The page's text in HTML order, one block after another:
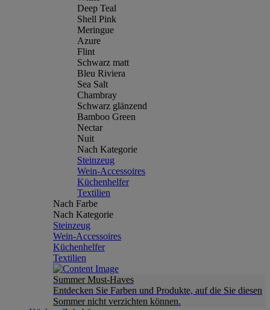
Deep Teal
Shell Pink
Meringue
Azure
Flint
Schwarz matt
Bleu Riviera
Sea Salt
Chambray
Schwarz glänzend
Bamboo Green
Nectar
Nuit
Nach Kategorie
Steinzeug
Wein-Accessoires
Küchenhelfer
Textilien
Nach Farbe
Nach Kategorie
Steinzeug
Wein-Accessoires
Küchenhelfer
Textilien
Summer Must-Haves
Entdecken Sie Farben und Produkte, auf die Sie diesen
Sommer nicht verzichten können.